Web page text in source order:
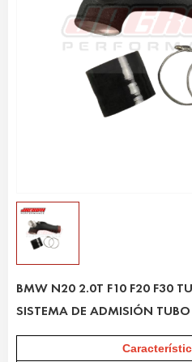
BMW N20 2.0T F10 F20 F30
SISTEMA DE ADMISIÓN